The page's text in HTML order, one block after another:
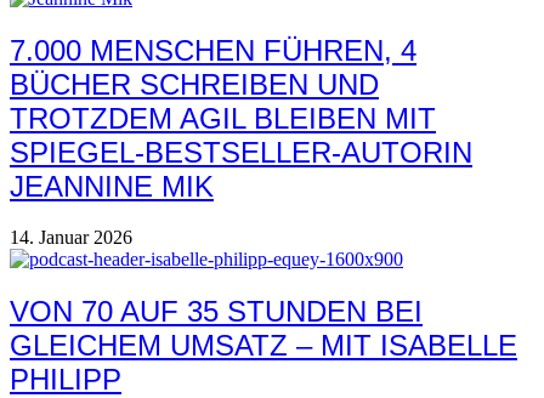
7.000 MENSCHEN FÜHREN, 4
BÜCHER SCHREIBEN UND
TROTZDEM AGIL BLEIBEN MIT
SPIEGEL-BESTSELLER-AUTORIN
JEANNINE MIK
14. Januar 2026
VON 70 AUF 35 STUNDEN BEI
GLEICHEM UMSATZ – MIT ISABELLE
PHILIPP